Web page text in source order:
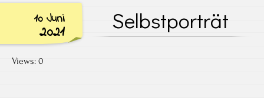
10 Juni
2021 Selbstporträt
Views: 0